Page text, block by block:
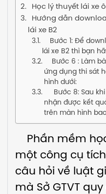
Học lý thuyết lái xe
Hướng dẫn
lái xe B2
Bước 1: Để
lái xe B2 thì bạn
Bước 6 : Làm
ứng dụng thi sát
hình dưới:
Bước 8: Sau khi
nhận được kết
trên màn hình
Phần mềm
một công cụ
câu hỏi về luật
mà Sở GTVT